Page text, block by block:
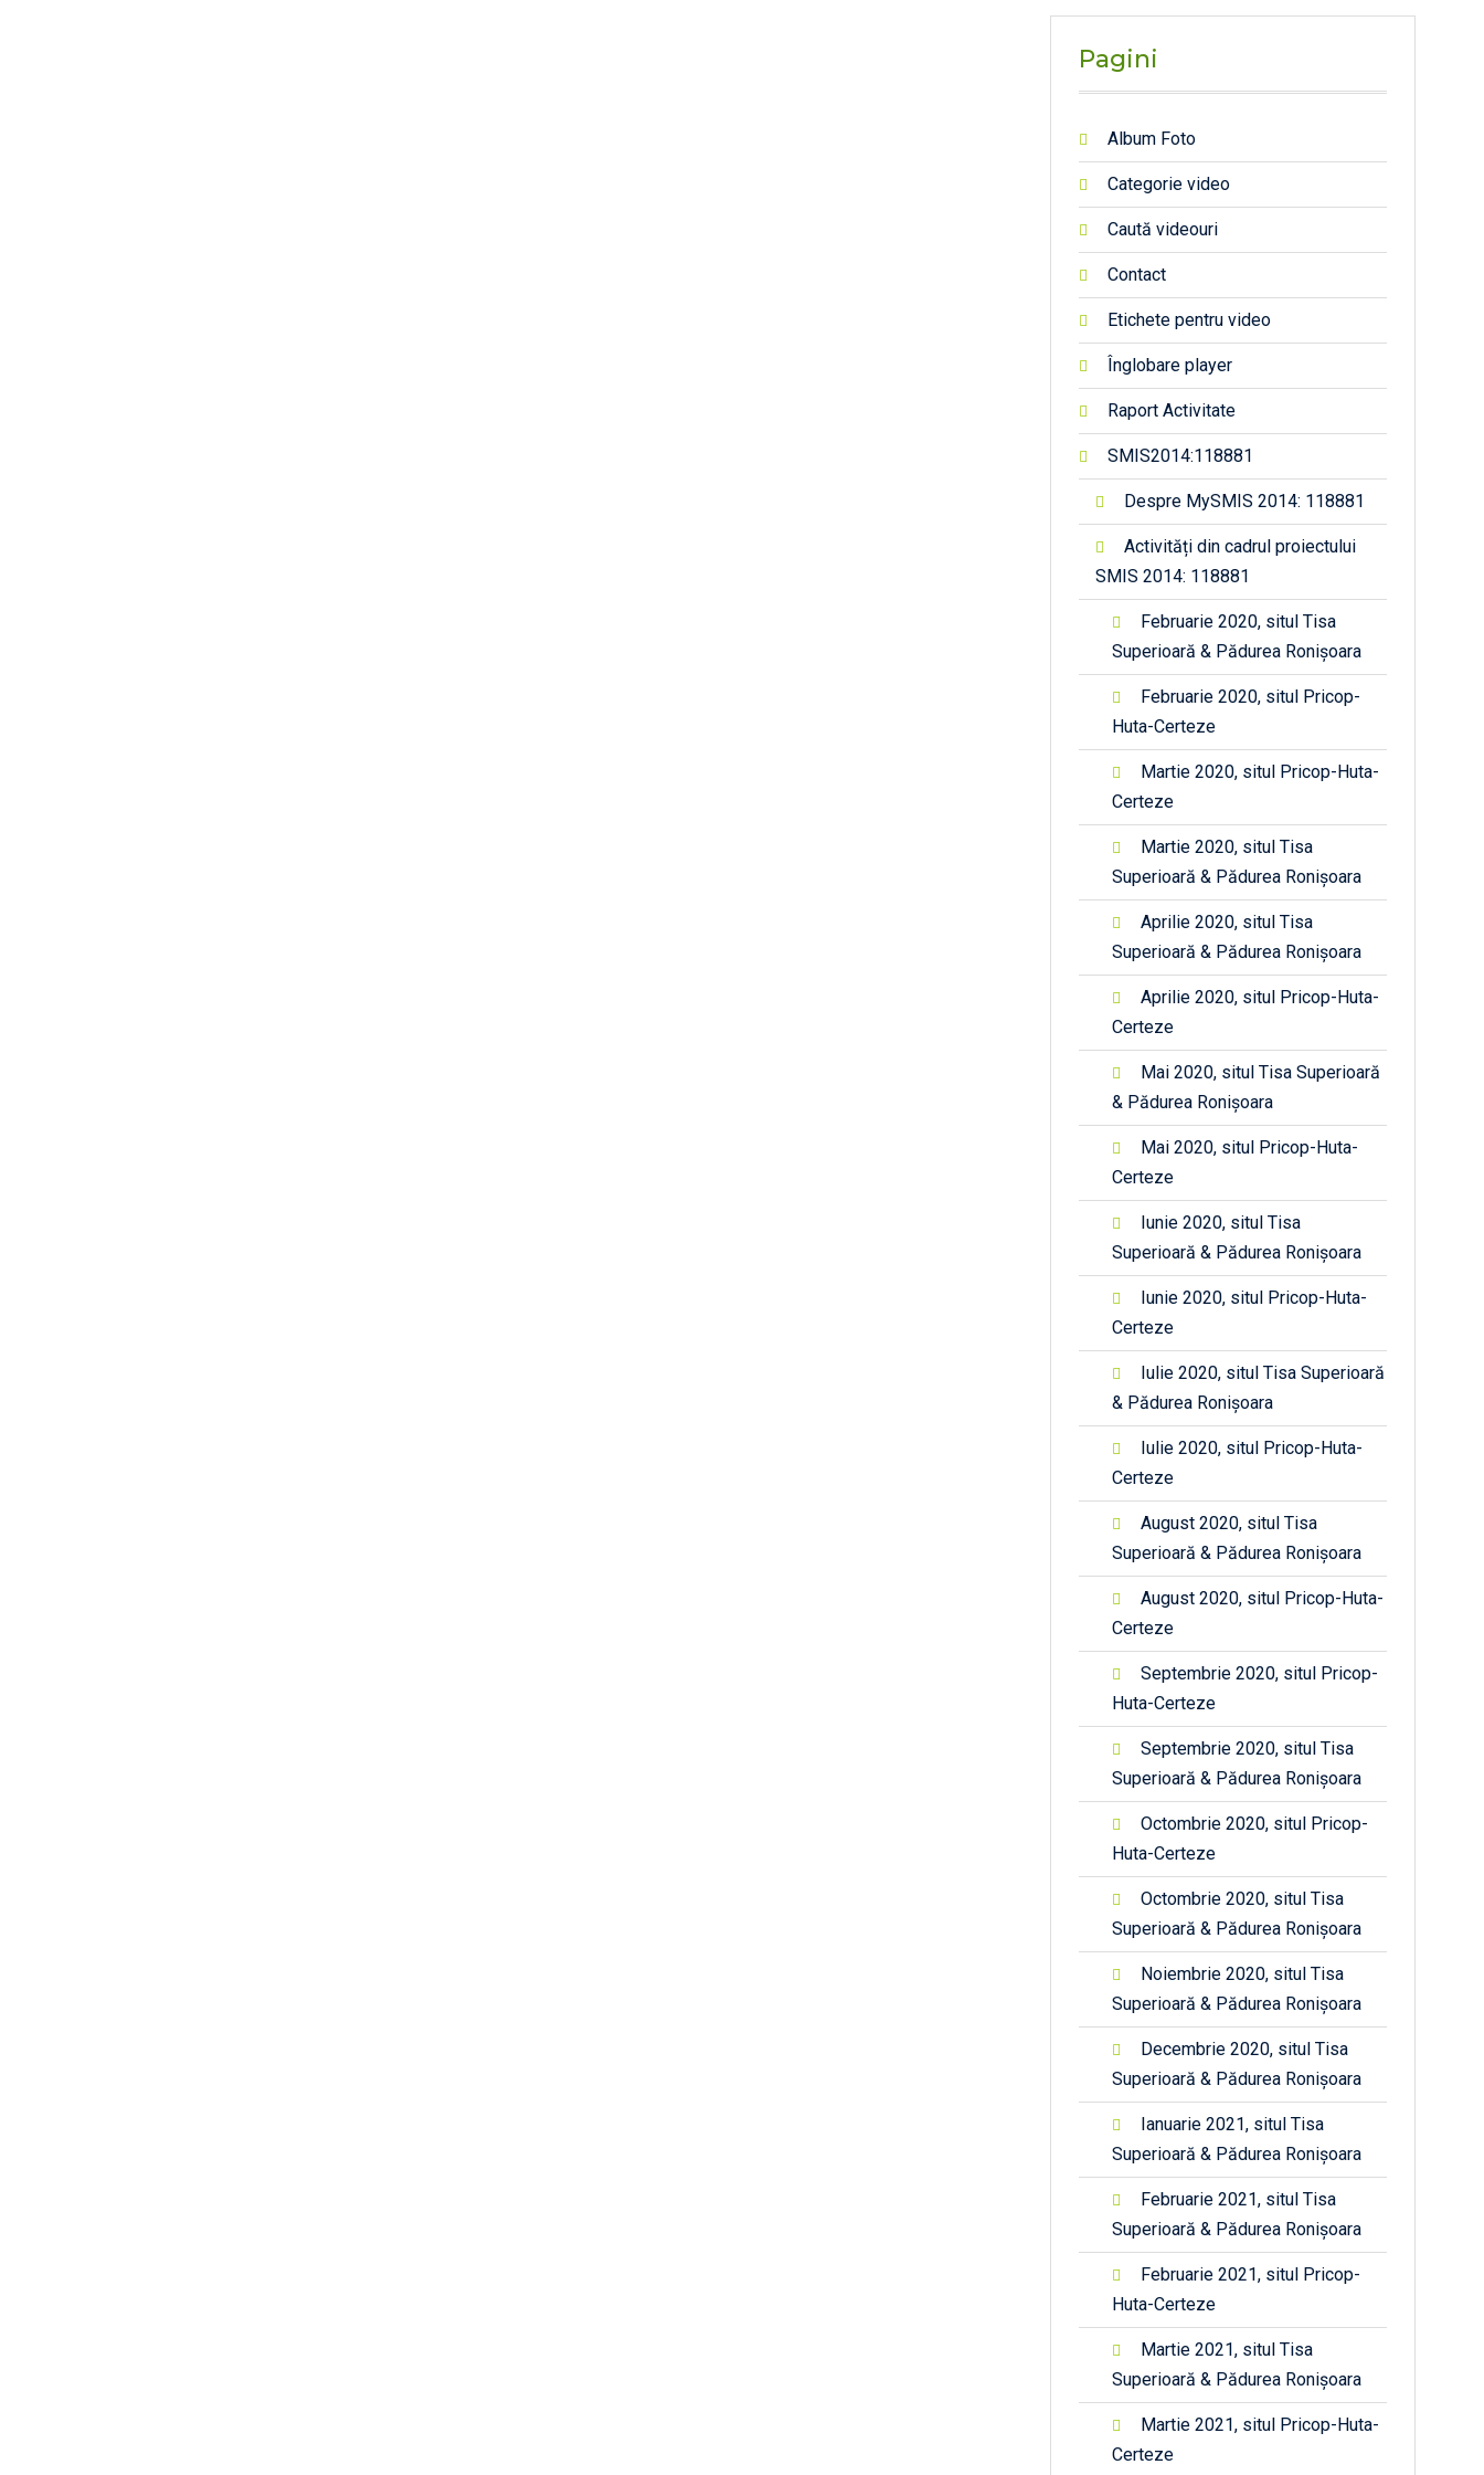
Pagini
Album Foto
Categorie video
Caută videouri
Contact
Etichete pentru video
Înglobare player
Raport Activitate
SMIS2014:118881
Despre MySMIS 2014: 118881
Activități din cadrul proiectului
SMIS 2014: 118881
Februarie 2020, situl Tisa
Superioară & Pădurea Ronișoara
Februarie 2020, situl Pricop-
Huta-Certeze
Martie 2020, situl Pricop-Huta-
Certeze
Martie 2020, situl Tisa
Superioară & Pădurea Ronișoara
Aprilie 2020, situl Tisa
Superioară & Pădurea Ronișoara
Aprilie 2020, situl Pricop-Huta-
Certeze
Mai 2020, situl Tisa Superioară
& Pădurea Ronișoara
Mai 2020, situl Pricop-Huta-
Certeze
Iunie 2020, situl Tisa
Superioară & Pădurea Ronișoara
Iunie 2020, situl Pricop-Huta-
Certeze
Iulie 2020, situl Tisa Superioară
& Pădurea Ronișoara
Iulie 2020, situl Pricop-Huta-
Certeze
August 2020, situl Tisa
Superioară & Pădurea Ronișoara
August 2020, situl Pricop-Huta-
Certeze
Septembrie 2020, situl Pricop-
Huta-Certeze
Septembrie 2020, situl Tisa
Superioară & Pădurea Ronișoara
Octombrie 2020, situl Pricop-
Huta-Certeze
Octombrie 2020, situl Tisa
Superioară & Pădurea Ronișoara
Noiembrie 2020, situl Tisa
Superioară & Pădurea Ronișoara
Decembrie 2020, situl Tisa
Superioară & Pădurea Ronișoara
Ianuarie 2021, situl Tisa
Superioară & Pădurea Ronișoara
Februarie 2021, situl Tisa
Superioară & Pădurea Ronișoara
Februarie 2021, situl Pricop-
Huta-Certeze
Martie 2021, situl Tisa
Superioară & Pădurea Ronișoara
Martie 2021, situl Pricop-Huta-
Certeze